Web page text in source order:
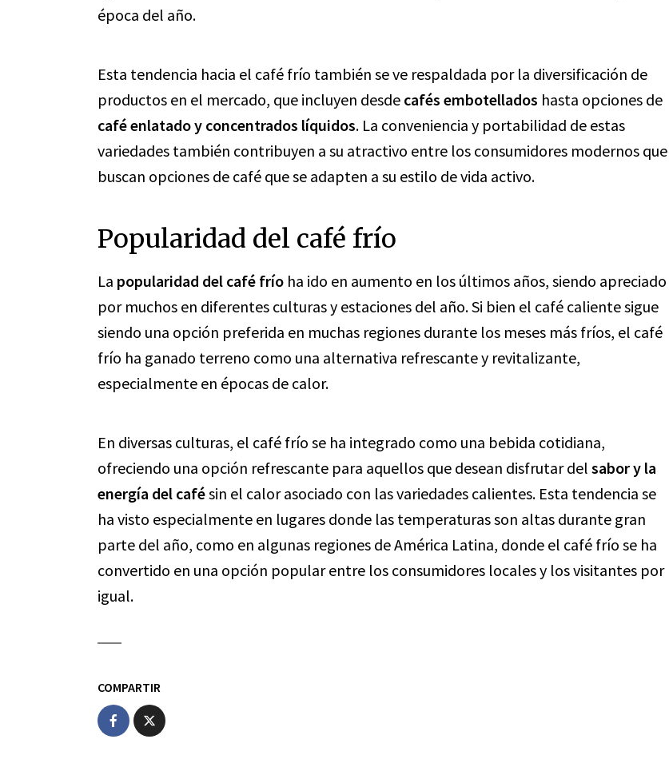
época del año.
Esta tendencia hacia el café frío también se ve respaldada por la diversificación de
productos en el mercado, que incluyen desde cafés embotellados hasta opciones de
café enlatado y concentrados líquidos. La conveniencia y portabilidad de estas
variedades también contribuyen a su atractivo entre los consumidores modernos que
buscan opciones de café que se adapten a su estilo de vida activo.
Popularidad del café frío
La popularidad del café frío ha ido en aumento en los últimos años, siendo apreciado
por muchos en diferentes culturas y estaciones del año. Si bien el café caliente sigue
siendo una opción preferida en muchas regiones durante los meses más fríos, el café
frío ha ganado terreno como una alternativa refrescante y revitalizante,
especialmente en épocas de calor.
En diversas culturas, el café frío se ha integrado como una bebida cotidiana,
ofreciendo una opción refrescante para aquellos que desean disfrutar del sabor y la
energía del cafésin el calor asociado con las variedades calientes. Esta tendencia se
ha visto especialmente en lugares donde las temperaturas son altas durante gran
parte del año, como en algunas regiones de América Latina, donde el café frío se ha
convertido en una opción popular entre los consumidores locales y los visitantes por
igual.
COMPARTIR